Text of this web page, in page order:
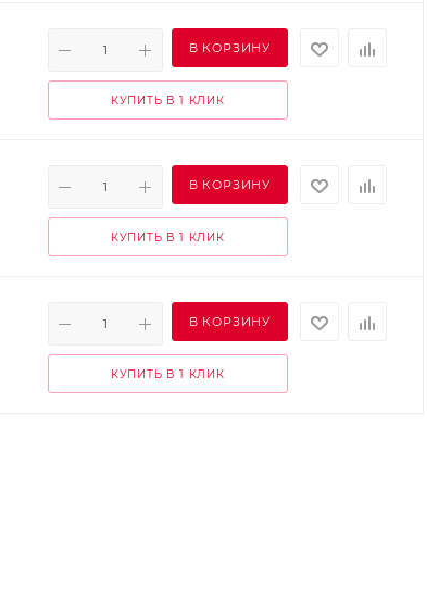
В КОРЗИНУ
КУПИТЬ В 1 КЛИК
В КОРЗИНУ
КУПИТЬ В 1 КЛИК
В КОРЗИНУ
КУПИТЬ В 1 КЛИК